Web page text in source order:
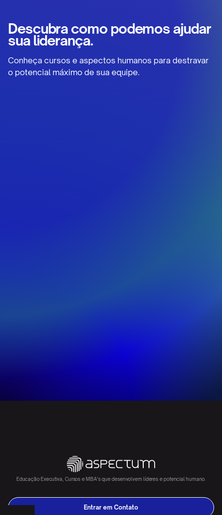
Descubra como podemos ajudar
sua liderança.
Conheça cursos e aspectos humanos para destravar
o potencial máximo de sua equipe.
Educação Executiva, Cursos e MBA's que desenvolvem líderes e potencial humano.
Entrar em Contato